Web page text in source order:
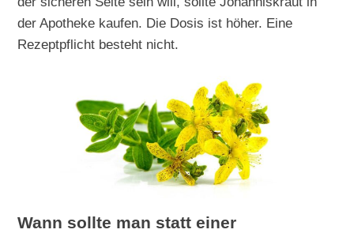
der Apotheke kaufen. Die Dosis ist höher. Eine
Rezeptpflicht besteht nicht.
Wann sollte man statt einer